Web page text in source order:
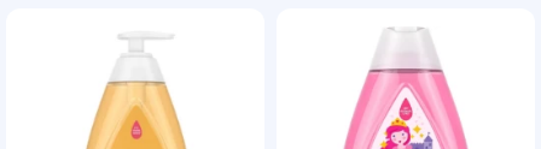
Gel de duș pentru
bebeluși
Creme pentru bebeluși
AddCardToFavourite